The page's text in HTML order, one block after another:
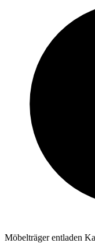
Möbelträger entladen